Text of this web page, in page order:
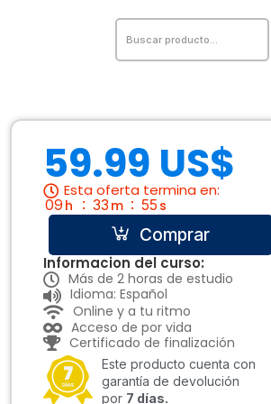
59.99 US$
Esta oferta termina en:
09 h 33 m 54 s
Comprar
Informacion del curso:
Más de 2 horas de estudio
Idioma: Español
Online y a tu ritmo
Acceso de por vida
Certificado de finalización
Este producto cuenta con
garantía de devolución
por 7 días.